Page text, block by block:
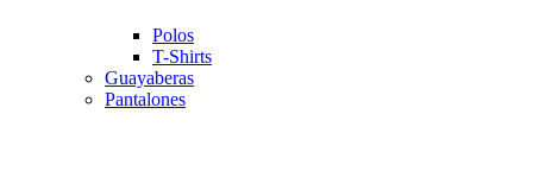
Polos
T-Shirts
Guayaberas
Pantalones